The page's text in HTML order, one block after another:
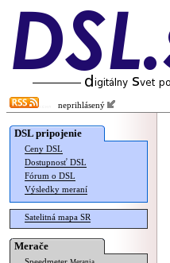
neprihlásený
DSL pripojenie
Ceny DSL
Dostupnosť DSL
Fórum o DSL
Výsledky meraní
Satelitná mapa SR
Merače